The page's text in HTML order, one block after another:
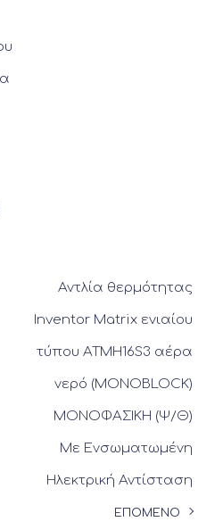
Αντλία θερμότητας
Inventor Matrix ενιαίου
τύπου ATMH16S3 αέρα
νερό (MONOBLOCK)
ΜΟΝΟΦΑΣΙΚΗ (Ψ/Θ)
Με Ενσωματωμένη
Ηλεκτρική Αντίσταση
ΕΠΟΜΕΝΟ